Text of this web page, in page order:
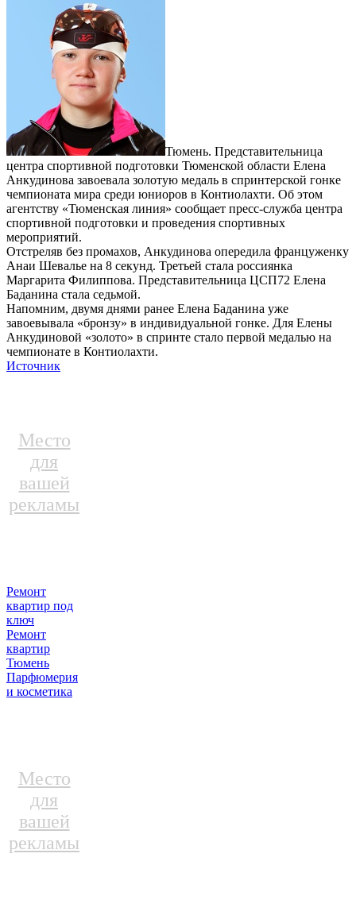
Тюмень. Представительница
центра спортивной подготовки Тюменской области Елена
Анкудинова завоевала золотую медаль в спринтерской гонке
чемпионата мира среди юниоров в Контиолахти. Об этом
агентству «Тюменская линия» сообщает пресс-служба центра
спортивной подготовки и проведения спортивных
мероприятий.
Отстреляв без промахов, Анкудинова опередила француженку
Анаи Шевалье на 8 секунд. Третьей стала россиянка
Маргарита Филиппова. Представительница ЦСП72 Елена
Баданина стала седьмой.
Напомним, двумя днями ранее Елена Баданина уже
завоевывала «бронзу» в индивидуальной гонке. Для Елены
Анкудиновой «золото» в спринте стало первой медалью на
чемпионате в Контиолахти.
Источник
Место
для
вашей
рекламы
Ремонт
квартир под
ключ
Ремонт
квартир
Тюмень
Парфюмерия
и косметика
Место
для
вашей
рекламы